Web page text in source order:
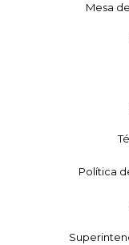
Mesa
Política